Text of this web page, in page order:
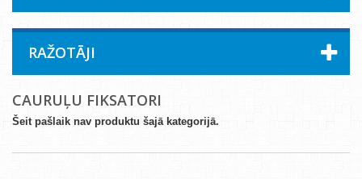
RAŽOTĀJI
CAURUĻU FIKSATORI
Šeit pašlaik nav produktu šajā kategorijā.